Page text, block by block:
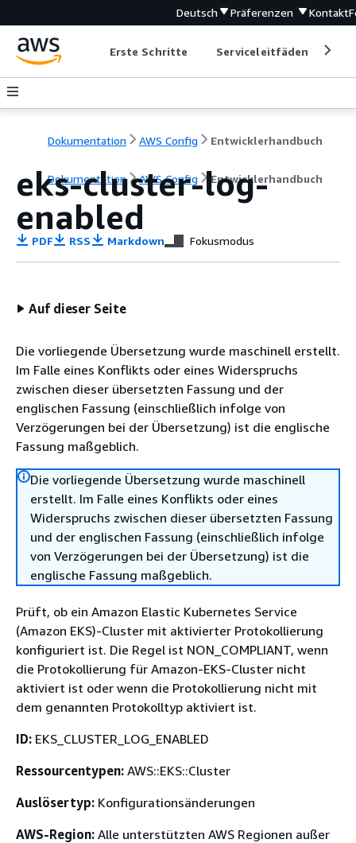
Deutsch Präferenzen Kontakt
Erste Schritte Serviceleitfäden
Dokumentation AWS Config Entwicklerhandbuch
Dokumentation AWS Config Entwicklerhandbuch
eks-cluster-log-
enabled
PDF RSS Markdown Fokusmodus
Auf dieser Seite
Die vorliegende Übersetzung wurde maschinell erstellt.
Im Falle eines Konflikts oder eines Widerspruchs
zwischen dieser übersetzten Fassung und der
englischen Fassung (einschließlich infolge von
Verzögerungen bei der Übersetzung) ist die englische
Fassung maßgeblich.
Die vorliegende Übersetzung wurde maschinell
erstellt. Im Falle eines Konflikts oder eines
Widerspruchs zwischen dieser übersetzten Fassung
und der englischen Fassung (einschließlich infolge
von Verzögerungen bei der Übersetzung) ist die
englische Fassung maßgeblich.
Prüft, ob ein Amazon Elastic Kubernetes Service
(Amazon EKS)-Cluster mit aktivierter Protokollierung
konfiguriert ist. Die Regel ist NON_COMPLIANT, wenn
die Protokollierung für Amazon-EKS-Cluster nicht
aktiviert ist oder wenn die Protokollierung nicht mit
dem genannten Protokolltyp aktiviert ist.
ID: EKS_CLUSTER_LOG_ENABLED
Ressourcentypen: AWS::EKS::Cluster
Auslösertyp: Konfigurationsänderungen
AWS-Region: Alle unterstützten AWS Regionen außer